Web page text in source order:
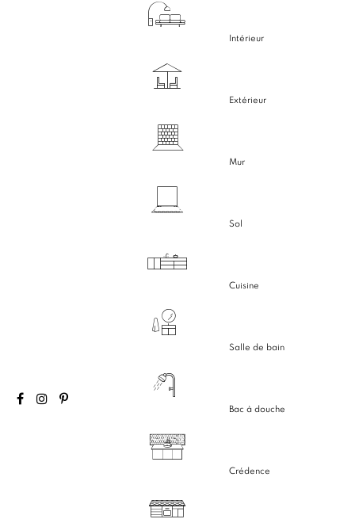
Intérieur
Extérieur
Mur
Sol
Cuisine
Salle de bain
Bac à douche
Crédence